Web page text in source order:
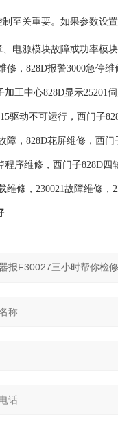
至关重要。如果参数设
电源模块故障或功率模
，828D报警3000急停
工中心828D显示25201
驱动不可运行，西门子
障，828D花屏维修，西
序维修，西门子828D
修，230021故障维修